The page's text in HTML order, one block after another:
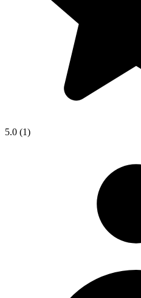
5.0 (1)